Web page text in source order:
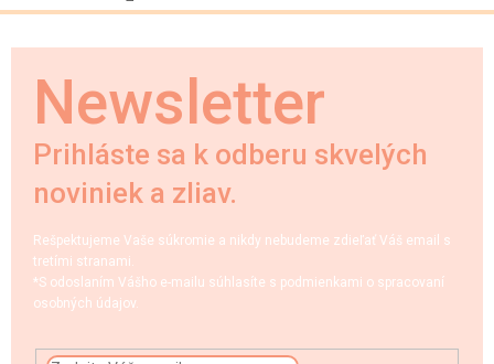
Newsletter
Prihláste sa k odberu skvelých
noviniek a zliav.
Rešpektujeme Vaše súkromie a nikdy nebudeme zdieľať Váš email s
tretími stranami.
*S odoslaním Vášho e-mailu súhlasíte s podmienkami o spracovaní
osobných údajov.